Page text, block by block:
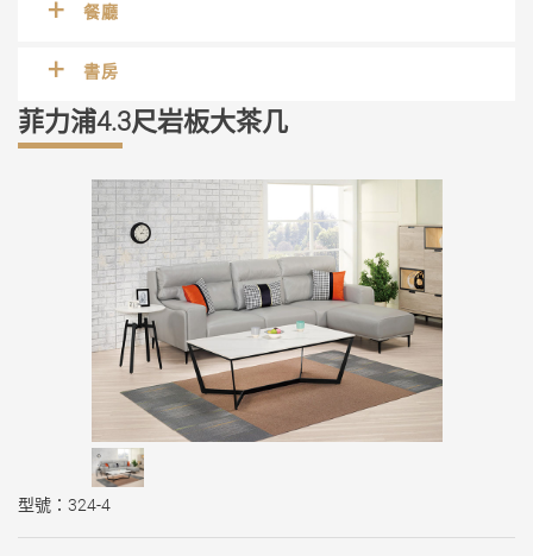
餐廳
書房
菲力浦4.3尺岩板大茶几
型號：324-4